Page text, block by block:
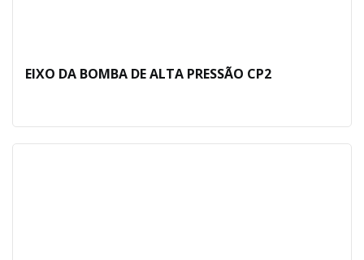
EIXO DA BOMBA DE ALTA PRESSÃO CP2